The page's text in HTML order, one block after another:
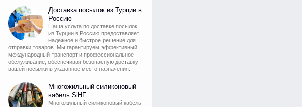
Доставка посылок из Турции в
Россию
Наша услуга по доставке посылок
из Турции в Россию предоставляет
надежное и быстрое решение для
отправки товаров. Мы гарантируем эффективный
международный транспорт и профессиональное
обслуживание, обеспечивая безопасную доставку
вашей посылки в указанное место назначения.
Многожильный силиконовый
кабель SiHF
Многожильный силиконовый кабель